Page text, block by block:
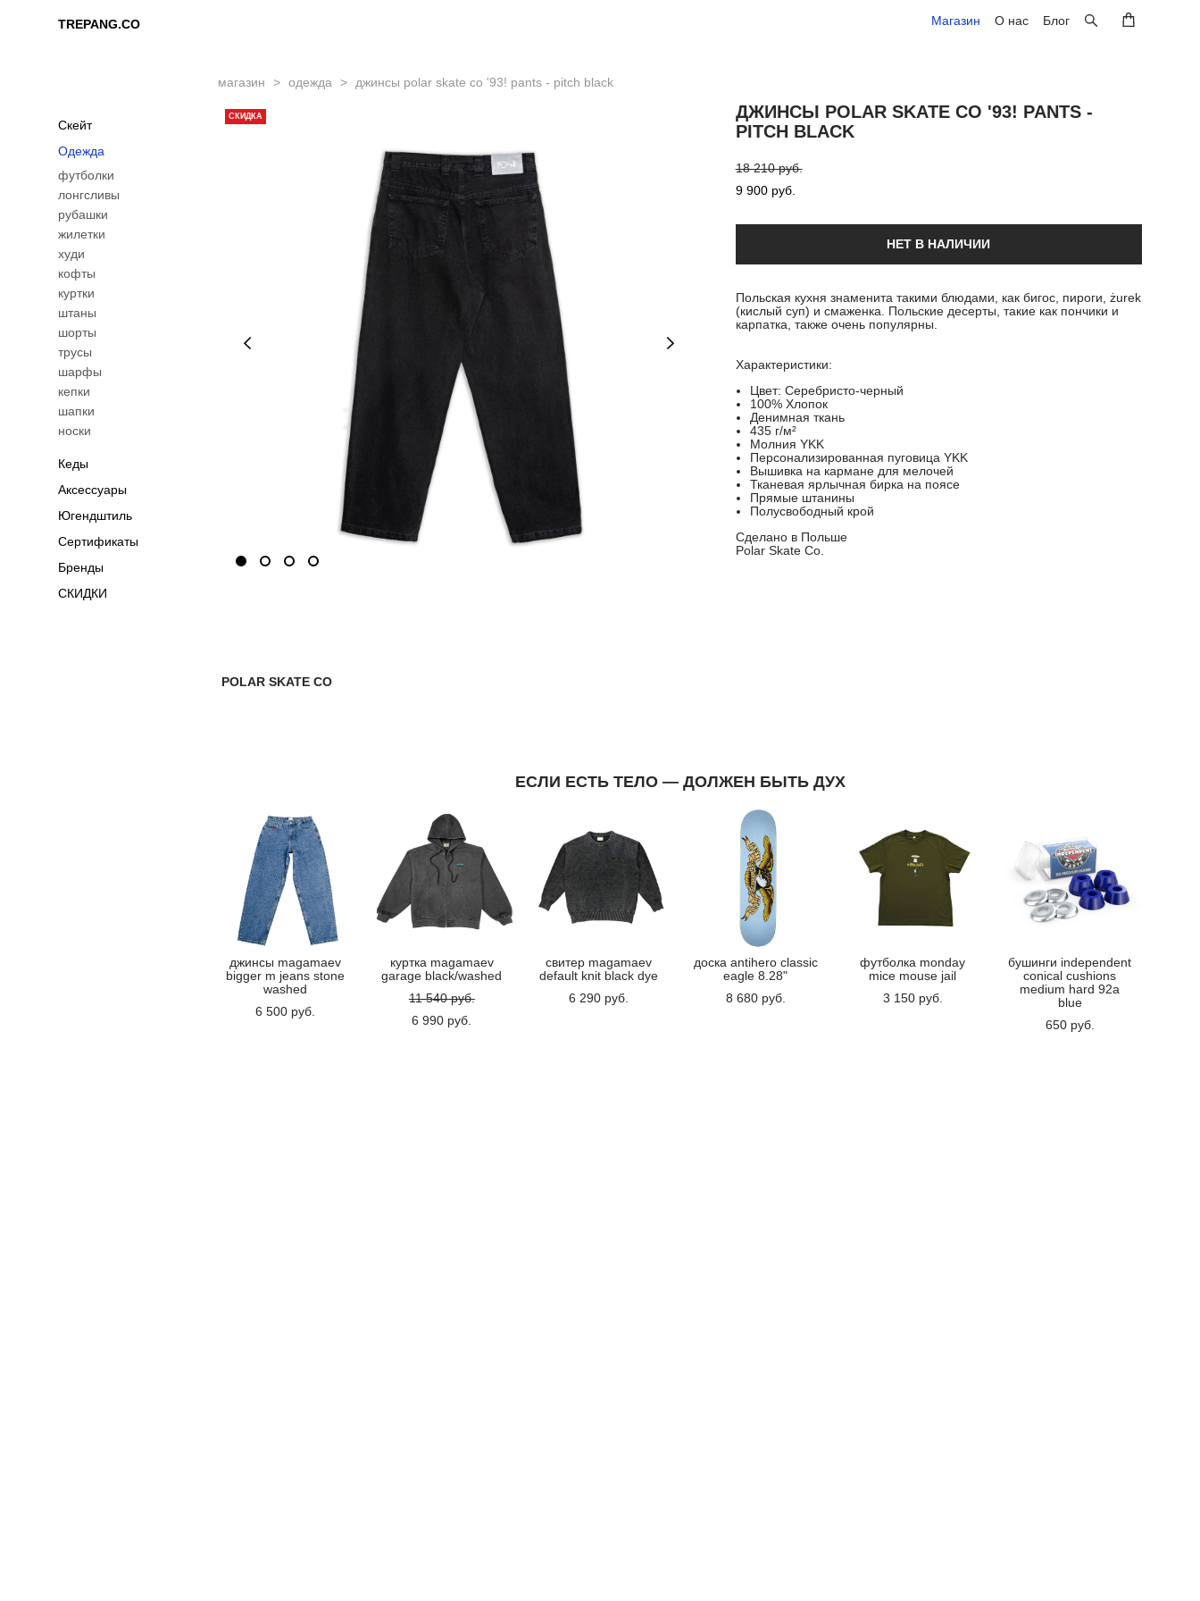
TREPANG.CO Магазин О нас Блог
TREPANG.CO Магазин О нас Блог
Скейт
Одежда
футболки
лонгсливы
рубашки
жилетки
худи
кофты
куртки
штаны
шорты
трусы
шарфы
кепки
шапки
носки
Кеды
Аксессуары
Югендштиль
Сертификаты
Бренды
СКИДКИ
магазин > одежда > джинсы polar skate co '93! pants - pitch black
СКИДКА
ДЖИНСЫ POLAR SKATE CO '93! PANTS -
PITCH BLACK
18 210 pуб.
9 900 pуб.
НЕТ В НАЛИЧИИ
Польская кухня знаменита такими блюдами, как бигос, пироги, żurek
(кислый суп) и смаженка. Польские десерты, такие как пончики и
карпатка, также очень популярны.
Характеристики:
Цвет: Серебристо-черный
100% Хлопок
Денимная ткань
435 г/м²
Молния YKK
Персонализированная пуговица YKK
Вышивка на кармане для мелочей
Тканевая ярлычная бирка на поясе
Прямые штанины
Полусвободный крой
Сделано в Польше
Polar Skate Co.
POLAR SKATE CO
ЕСЛИ ЕСТЬ ТЕЛО — ДОЛЖЕН БЫТЬ ДУХ
джинсы magamaev
bigger m jeans stone
washed
6 500 pуб.
куртка magamaev
garage black/washed
11 540 pуб.
6 990 pуб.
свитер magamaev
default knit black dye
6 290 pуб.
доска antihero classic
eagle 8.28"
8 680 pуб.
футболка monday
mice mouse jail
3 150 pуб.
бушинги independent
conical cushions
medium hard 92a
blue
650 pуб.